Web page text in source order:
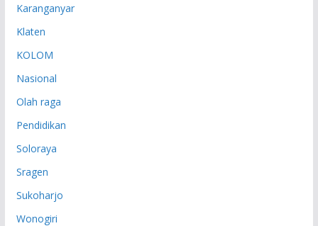
Karanganyar
Klaten
KOLOM
Nasional
Olah raga
Pendidikan
Soloraya
Sragen
Sukoharjo
Wonogiri